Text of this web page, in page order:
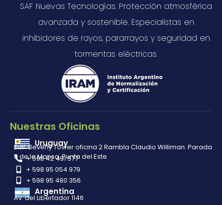
SAF Nuevas Tecnologías. Protección atmosférica
avanzada y sostenible. Especialistas en
inhibidores de rayos, pararrayos y seguridad en
tormentas eléctricas.
Nuestras Oficinas
Uruguay
Edif. Beverly Tower oficina 2 Rambla Claudio Williman. Parada
5 de la Mansa, Punta del Este
+ 598 42 491 577
+ 598 95 054 979
+ 598 95 480 356
Argentina
Av. del Libertador 1146